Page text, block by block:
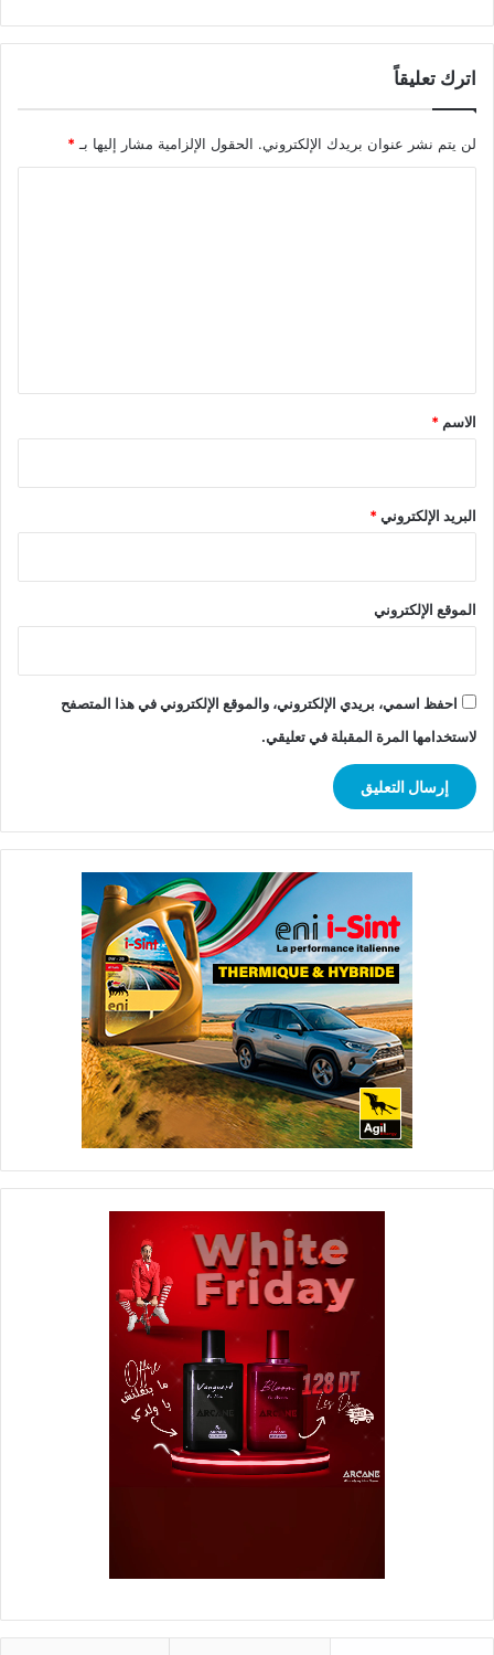
اترك تعليقاً
لن يتم نشر عنوان بريدك الإلكتروني. الحقول الإلزامية مشار إليها بـ*
*
الاسم *
البريد الإلكتروني*
الموقع الإلكتروني
احفظ اسمي، بريدي الإلكتروني، والموقع الإلكتروني في هذا المتصفح
لاستخدامها المرة المقبلة في تعليقي.